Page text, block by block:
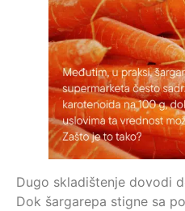
Dugo skladištenje dovodi
Dok šargarepa stigne sa